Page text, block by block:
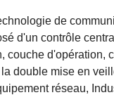
de
d'un contrôle
couche d'opération,
double mise en
réseau,